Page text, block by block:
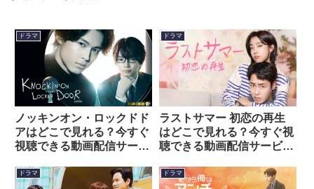
ドラマ
ノッキンオン・ロックドド
アはどこで見れる？今すぐ
視聴できる動画配信サービ
ドラマ
ラストサマー 初恋の再生
はどこで見れる？今すぐ視
聴できる動画配信サービス
ドラマ ドラマ